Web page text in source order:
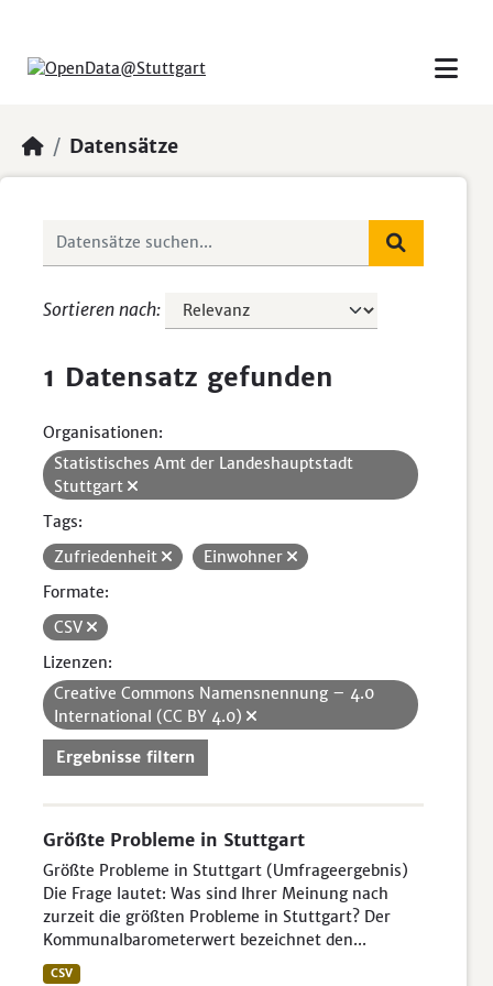
Datensätze
Sortieren nach
1 Datensatz gefunden
Organisationen:
Statistisches Amt der Landeshauptstadt
Stuttgart
Tags:
Zufriedenheit
Einwohner
Formate:
CSV
Lizenzen:
Creative Commons Namensnennung – 4.0
International (CC BY 4.0)
Ergebnisse filtern
Größte Probleme in Stuttgart
Größte Probleme in Stuttgart (Umfrageergebnis)
Die Frage lautet: Was sind Ihrer Meinung nach
zurzeit die größten Probleme in Stuttgart? Der
Kommunalbarometerwert bezeichnet den...
CSV